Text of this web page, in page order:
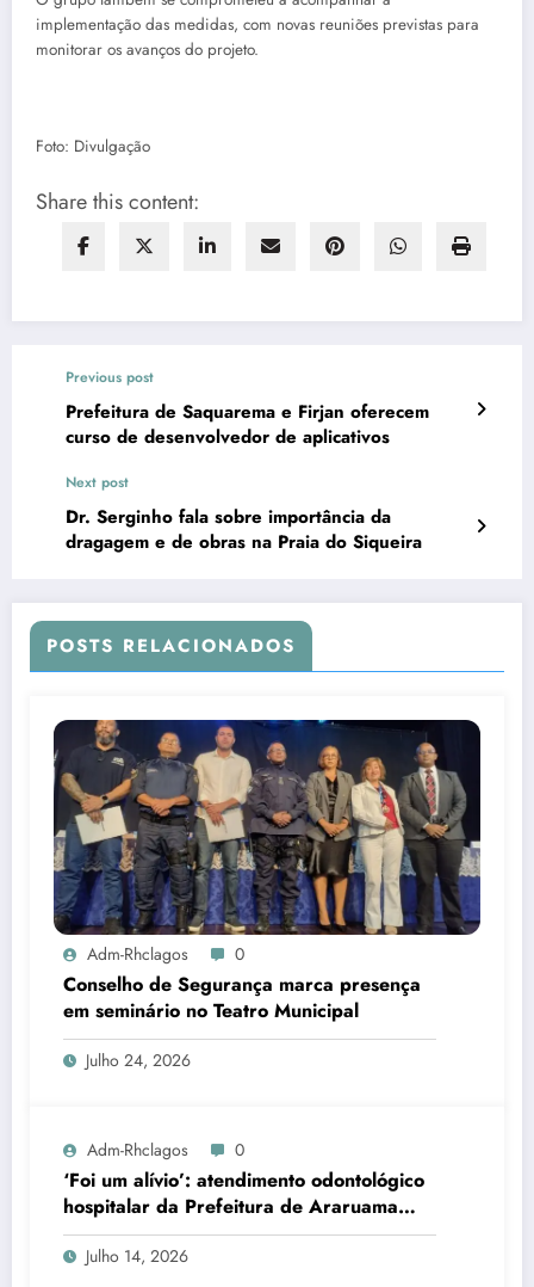
implementação das medidas, com novas reuniões previstas para
monitorar os avanços do projeto.
Foto: Divulgação
Share this content:
Previous post
Prefeitura de Saquarema e Firjan oferecem
curso de desenvolvedor de aplicativos
Next post
Dr. Serginho fala sobre importância da
dragagem e de obras na Praia do Siqueira
POSTS RELACIONADOS
Adm-Rhclagos 0
Conselho de Segurança marca presença
em seminário no Teatro Municipal
Julho 24, 2026
Adm-Rhclagos 0
‘Foi um alívio’: atendimento odontológico
hospitalar da Prefeitura de Araruama
transforma rotina de famílias atípicas
Julho 14, 2026